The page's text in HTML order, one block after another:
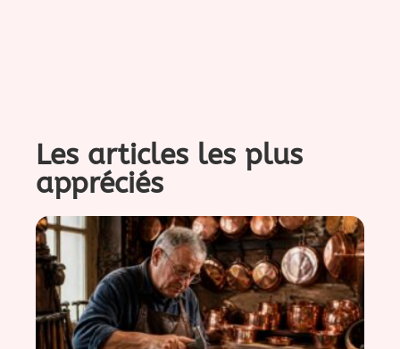
Les articles les plus
appréciés